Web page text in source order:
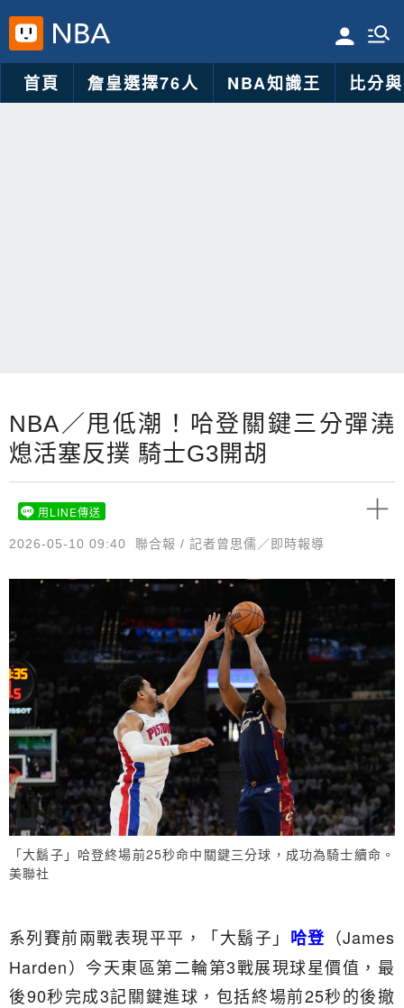
首頁 詹皇選擇76人 NBA知識王 比分
NBA／甩低潮！哈登關鍵三分彈澆
熄活塞反撲 騎士G3開胡
2026-05-10 09:40 聯合報 / 記者曾思儒／即時報導
用LINE傳送
「大鬍子」哈登終場前25秒命中關鍵三分球，成功為騎士續命。
美聯社
系列賽前兩戰表現平平，「大鬍子」 哈登 （James
Harden）今天東區第二輪第3戰展現球星價值，最
後90秒完成3記關鍵進球，包括終場前25秒的後撤